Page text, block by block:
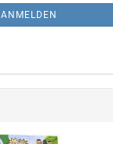
ANMELDEN